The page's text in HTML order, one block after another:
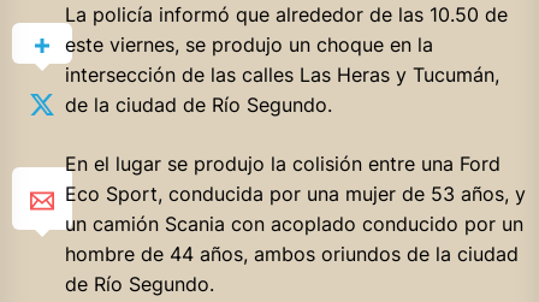
La policía informó que alrededor de las 10.50 de
este viernes, se produjo un choque en la
intersección de las calles Las Heras y Tucumán,
de la ciudad de Río Segundo.
En el lugar se produjo la colisión entre una Ford
Eco Sport, conducida por una mujer de 53 años, y
un camión Scania con acoplado conducido por un
hombre de 44 años, ambos oriundos de la ciudad
de Río Segundo.